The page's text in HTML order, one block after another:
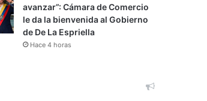
avanzar”: Cámara de Comercio
le da la bienvenida al Gobierno
de De La Espriella
Hace 4 horas